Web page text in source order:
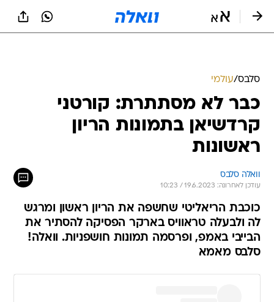
סלבס/עולמי
כבר לא מסתתרת: קורטני
קרדשיאן בתמונות הריון
ראשונות
וואלה סלבס
עודכן לאחרונה: 19.6.2023 / 10:23
כוכבת הריאליטי שחשפה את הריון ראשון ומרגש
לה ולבעלה טראוויס בארקר הפסיקה להסתיר את
הבייבי באמפ, ופרסמה תמונות חושפניות. וואלה!
סלבס מאמא